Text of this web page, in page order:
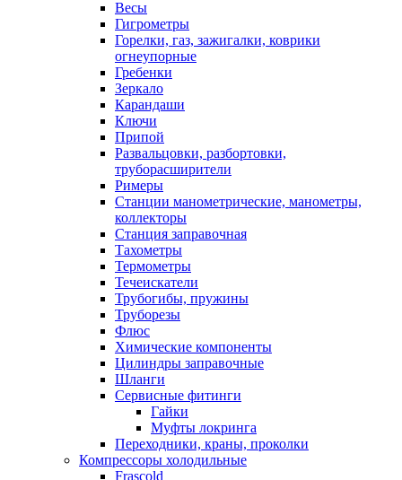
Весы
Гигрометры
Горелки, газ, зажигалки, коврики
огнеупорные
Гребенки
Зеркало
Карандаши
Ключи
Припой
Развальцовки, разбортовки,
труборасширители
Римеры
Станции манометрические, манометры,
коллекторы
Станция заправочная
Тахометры
Термометры
Течеискатели
Трубогибы, пружины
Труборезы
Флюс
Химические компоненты
Цилиндры заправочные
Шланги
Сервисные фитинги
Гайки
Муфты локринга
Переходники, краны, проколки
Компрессоры холодильные
Frascold